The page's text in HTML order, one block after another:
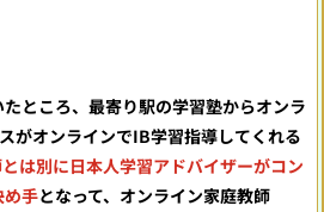
ところ、最寄り駅の学習塾からオンラ
がオンラインでIB学習指導してくれる
は別に日本人学習アドバイザーがコン
め手となって、オンライン家庭教師